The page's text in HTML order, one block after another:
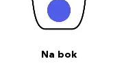
Na bok